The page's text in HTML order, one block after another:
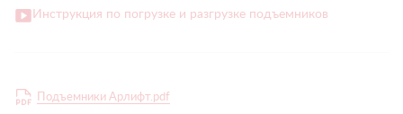
Инструкция по погрузке и разгрузке подъемников
Подъемники Арлифт.pdf